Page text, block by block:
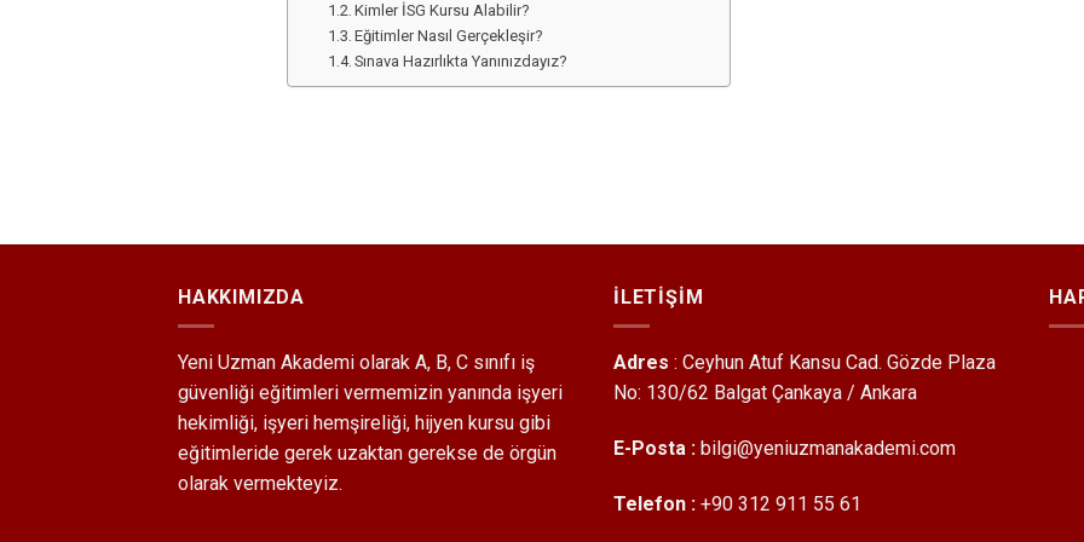
Kimler İSG Kursu Alabilir?
Eğitimler Nasıl Gerçekleşir?
Sınava Hazırlıkta Yanınızdayız?
HAKKIMIZDA
Yeni Uzman Akademi olarak A, B, C sınıfı iş
güvenliği eğitimleri vermemizin yanında işyeri
hekimliği, işyeri hemşireliği, hijyen kursu gibi
eğitimleride gerek uzaktan gerekse de örgün
olarak vermekteyiz.
İLETIŞIM
Adres : Ceyhun Atuf Kansu Cad. Gözde Plaza
No: 130/62 Balgat Çankaya / Ankara
E-Posta : bilgi@yeniuzmanakademi.com
Telefon : +90 312 911 55 61